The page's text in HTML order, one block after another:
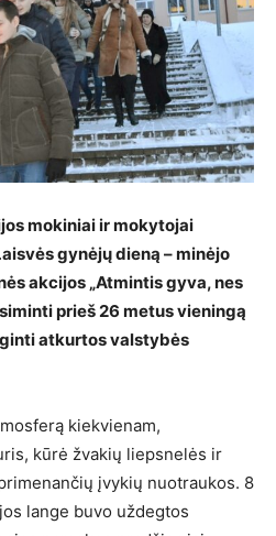
mokiniai ir mokytojai
gynėjų dieną – minėjo
akcijos „Atmintis gyva, nes
prieš 26 metus vieningą
atkurtos valstybės
kiekvienam,
kūrė žvakių liepsnelės ir
įvykių nuotraukos. 8
lange buvo uždegtos